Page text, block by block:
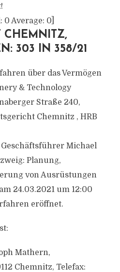
0 Average: 0]
CHEMNITZ,
303 IN 358/21
über das Vermögen
& Technology
Straße 240,
Chemnitz , HRB
Michael
Planung,
von Ausrüstungen
24.03.2021 um 12:00
eröffnet.
Mathern,
Chemnitz, Telefax: